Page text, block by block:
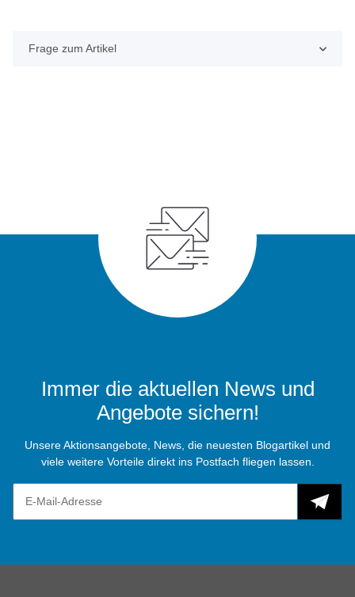
Frage zum Artikel
Immer die aktuellen News und
Angebote sichern!
Unsere Aktionsangebote, News, die neuesten Blogartikel und
viele weitere Vorteile direkt ins Postfach fliegen lassen.